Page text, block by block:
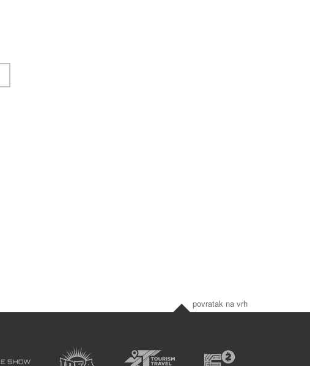
povratak na vrh